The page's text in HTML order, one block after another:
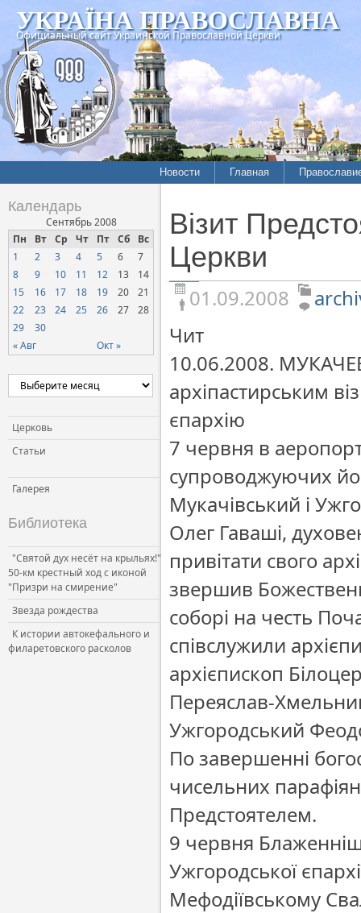
УКРАЇНА ПРАВОСЛАВНА
Официальный сайт Украинской Православной Церкви
Новости
Межконфессиональные
отношения
Нарушения прав
верующих
Официальная хроника
СОЦИАЛЬНОЕ
СЛУЖЕНИЕ
Церковь и общество
Церковь и СМИ
Главная
История
Календарь
Сентябрь 2008
Пн
Вт Ср Чт Пт Сб Вс
« Авг Окт »
1 2 3 4 5 6
7
8
9 10 11 12 13
14
15
16 17 18 19 20
21
22
23 24 25 26 27
28
29
30
Церковь
Статьи
Галерея
Библиотека
"Святой дух несёт на крыльях!"
50-км крестный ход с иконой
"Призри на смирение"
Звезда рождества
К истории автокефального и
филаретовского расколов
Візит
Церкви
01.09.2008
Чит
10.06.2008.
архіпастирським
єпархію
7 червня в
супроводжуючих
Мукачівський і
Олег Гаваші,
привітати свого
звершив
соборі на честь
співслужили
архієпископ
Переяслав-
Ужгородський
По завершенні
чисельних
Предстоятелем.
9 червня
Ужгородської
Мефодіївському